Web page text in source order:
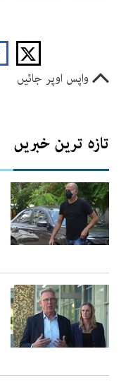
واپس اوپر جائیں
تازہ ترین خبریں